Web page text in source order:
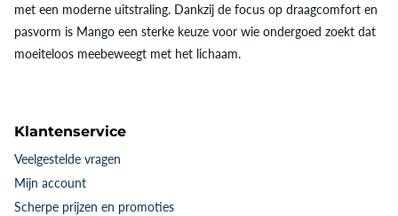
met een moderne uitstraling. Dankzij de focus op draagcomfort en
pasvorm is Mango een sterke keuze voor wie ondergoed zoekt dat
moeiteloos meebeweegt met het lichaam.
Klantenservice
Veelgestelde vragen
Mijn account
Scherpe prijzen en promoties